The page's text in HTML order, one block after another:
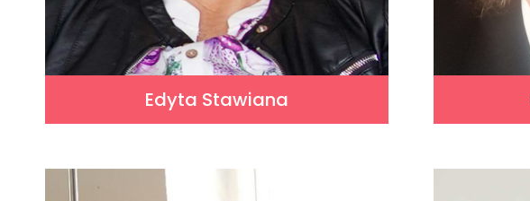
Edyta Stawiana